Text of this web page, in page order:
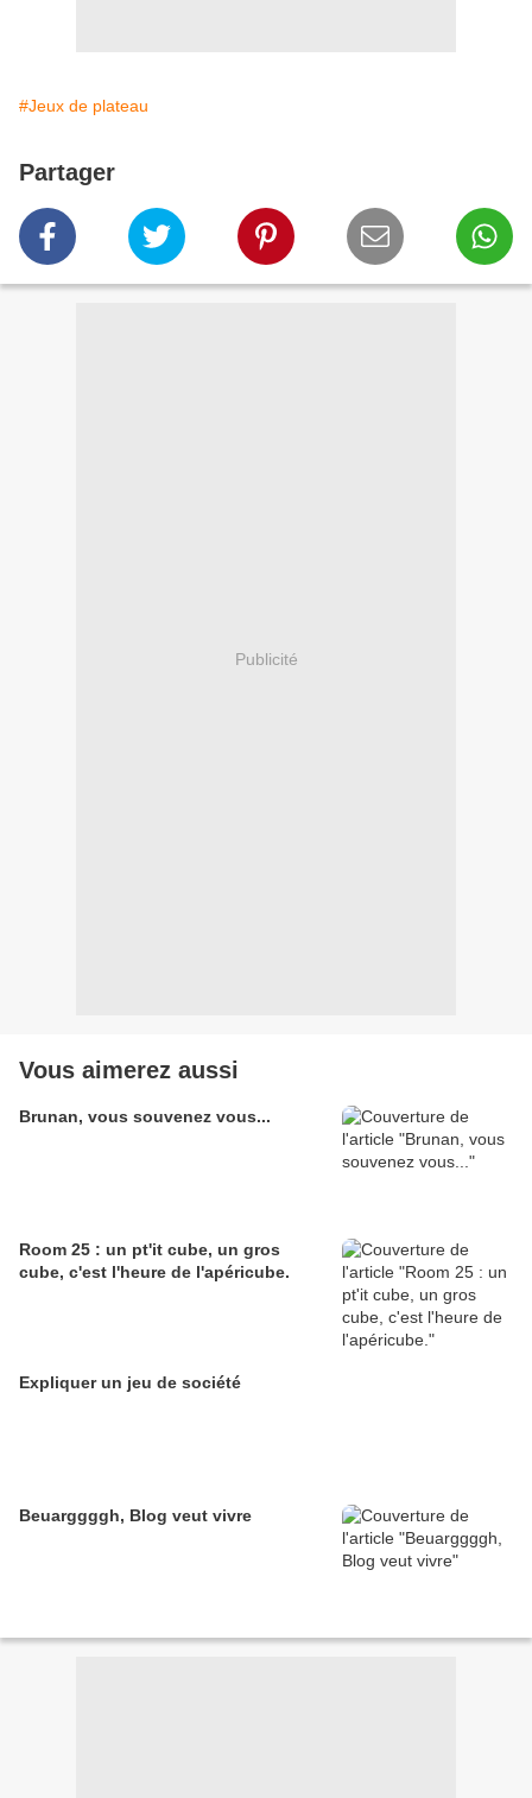
#Jeux de plateau
Partager
Publicité
Vous aimerez aussi
Brunan, vous souvenez vous...
Room 25 : un pt'it cube, un gros
cube, c'est l'heure de l'apéricube.
Expliquer un jeu de société
Beuarggggh, Blog veut vivre